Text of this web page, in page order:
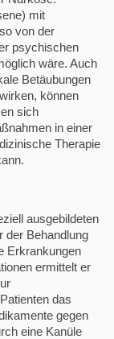
mit
von der
psychischen
wäre. Auch
Betäubungen
können
sich
in einer
Therapie
ausgebildeten
der Behandlung
Erkrankungen
ermittelt er
das
gegen
eine Kanüle